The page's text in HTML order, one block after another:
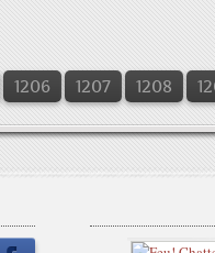
1206 1207 1208